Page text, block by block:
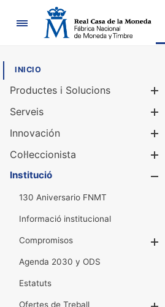
Navegació
INICIO
Productes i Solucions
Serveis
Innovación
Col·leccionista
Institució
130 Aniversario FNMT
Informació institucional
Compromisos
Agenda 2030 y ODS
Estatuts
Ofertes de Treball